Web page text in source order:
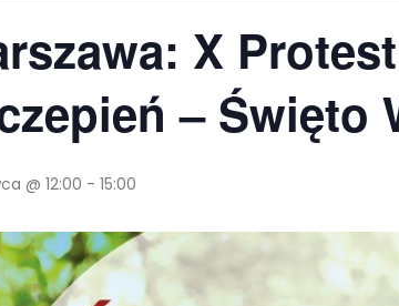
X
– Święto
@ 12:00 - 15:00